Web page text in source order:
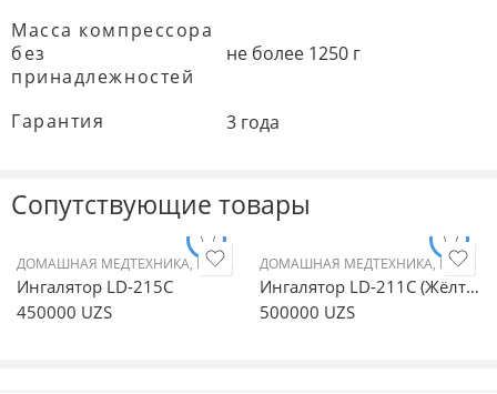
Масса компрессора
без
принадлежностей
не более 1250 г
Гарантия 3 года
Cопутствующие товары
ДОМАШНАЯ МЕДТЕХНИКА, ИНГАЛЯТОРЫ (НЕБУЛАЙЗЕРЫ) ,
Ингалятор LD-215С
450000 UZS
ДОМАШНАЯ МЕДТЕХНИКА, ИНГАЛЯТОРЫ (НЕБУЛАЙЗЕРЫ)
Ингалятор LD-211C (Жёлтый)
500000 UZS